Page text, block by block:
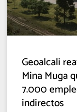
Geoalcali
Mina Muga
7.000
indirectos